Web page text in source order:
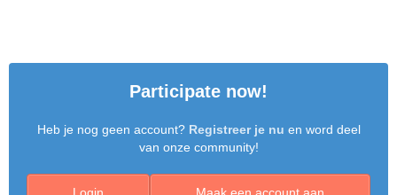
Participate now!
Heb je nog geen account? Registreer je nu en word deel
van onze community!